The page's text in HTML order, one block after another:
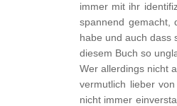
immer mit ihr
spannend gemacht,
habe und auch dass
diesem Buch so
Wer allerdings nicht
vermutlich lieber
nicht immer